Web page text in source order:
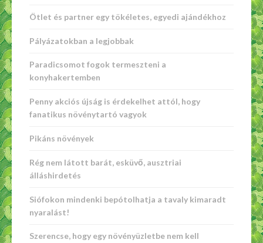
Ötlet és partner egy tökéletes, egyedi ajándékhoz
Pályázatokban a legjobbak
Paradicsomot fogok termeszteni a
konyhakertemben
Penny akciós újság is érdekelhet attól, hogy
fanatikus növénytartó vagyok
Pikáns növények
Rég nem látott barát, esküvő, ausztriai
álláshirdetés
Siófokon mindenki bepótolhatja a tavaly kimaradt
nyaralást!
Szerencse, hogy egy növényüzletbe nem kell